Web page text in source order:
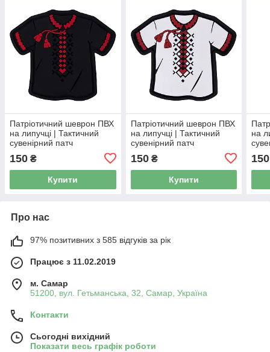
Патріотичний шеврон ПВХ
на липучці | Тактичний
сувенірний патч
150 ₴
Купити
Патріотичний шеврон ПВХ
на липучці | Тактичний
сувенірний патч
150₴
Купити
на
150
Про нас
97% позитивних з 585 відгуків за рік
Працює з 11.02.2019
м. Самар
51200, вул. Гетьманська, 32, Самар, Україна
Контакти
Сьогодні вихідний
Показати весь графік роботи